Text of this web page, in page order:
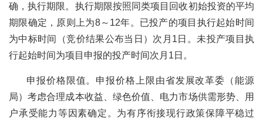
确，执行期限。执行期限按照同类项目回收初始投资的平均
期限确定，原则上为8～12年。已投产的项目执行起始时间
为中标时间（竞价结果公布当日）次月1日。未投产项目执
行起始时间为项目申报的投产时间次月1日。
申报价格限值。申报价格上限由省发展改革委（能源
局）考虑合理成本收益、绿色价值、电力市场供需形势、用
户承受能力等因素确定。为有序衔接现行政策保障平稳过